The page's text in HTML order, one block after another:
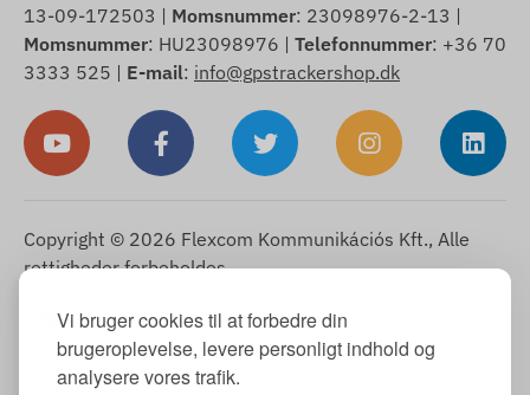
Vi bruger cookies til at forbedre din
brugeroplevelse, levere personligt indhold og
analysere vores trafik.
13-09-172503 | Momsnummer: 23098976-2-13 |
Momsnummer: HU23098976 | Telefonnummer: +36 70
3333 525 | E-mail: info@gpstrackershop.dk
Copyright © 2026 Flexcom Kommunikációs Kft., Alle
rettigheder forbeholdes.
Dansk ▼
Cookie-meddelelse-Returpolitik-Impressum-Garanti og
reklamationsret -Fortrydelsesret